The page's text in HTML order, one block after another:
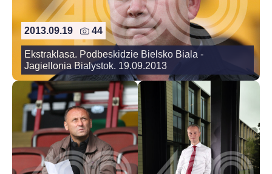
2013.09.19 44
Ekstraklasa. Podbeskidzie Bielsko Biala -
Jagiellonia Bialystok. 19.09.2013